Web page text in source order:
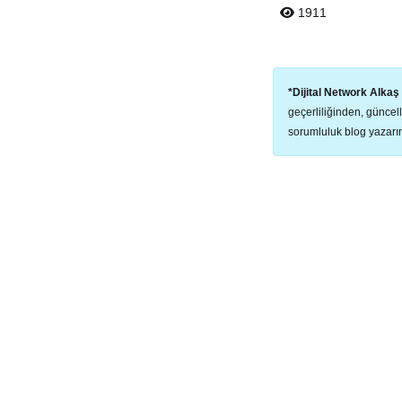
1911
*Dijital Network Alkaş
geçerliliğinden,
sorumluluk blog